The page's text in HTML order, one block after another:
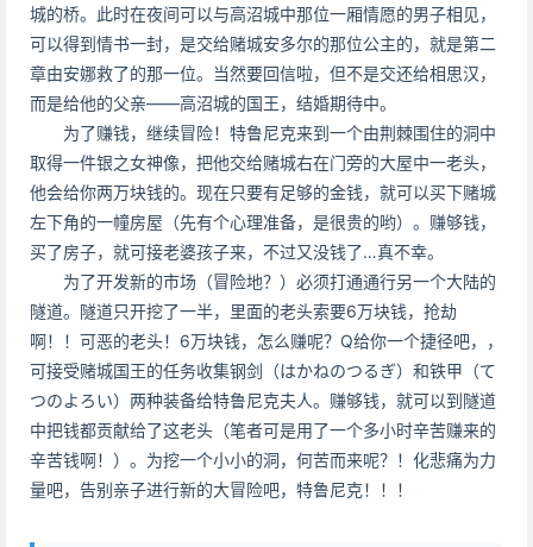
城的桥。此时在夜间可以与高沼城中那位一厢情愿的男子相见，
可以得到情书一封，是交给赌城安多尔的那位公主的，就是第二
章由安娜救了的那一位。当然要回信啦，但不是交还给相思汉，
而是给他的父亲——高沼城的国王，结婚期待中。
为了赚钱，继续冒险！特鲁尼克来到一个由荆棘围住的洞中
取得一件银之女神像，把他交给赌城右在门旁的大屋中一老头，
他会给你两万块钱的。现在只要有足够的金钱，就可以买下赌城
左下角的一幢房屋（先有个心理准备，是很贵的哟）。赚够钱，
买了房子，就可接老婆孩子来，不过又没钱了…真不幸。
为了开发新的市场（冒险地？）必须打通通行另一个大陆的
隧道。隧道只开挖了一半，里面的老头索要6万块钱，抢劫
啊！！可恶的老头！6万块钱，怎么赚呢？Q给你一个捷径吧，，
可接受赌城国王的任务收集钢剑（はかねのつるぎ）和铁甲（て
つのよろい）两种装备给特鲁尼克夫人。赚够钱，就可以到隧道
中把钱都贡献给了这老头（笔者可是用了一个多小时辛苦赚来的
辛苦钱啊！）。为挖一个小小的洞，何苦而来呢？！化悲痛为力
量吧，告别亲子进行新的大冒险吧，特鲁尼克！！！